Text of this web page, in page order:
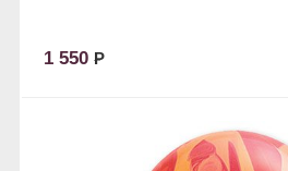
1 550 Р